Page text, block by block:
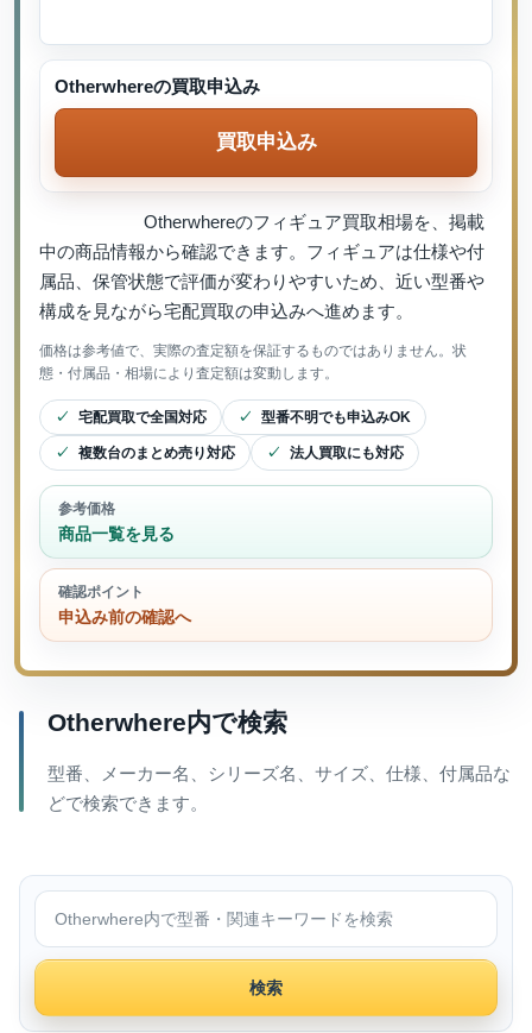
Otherwhereのフィギュア買取相場を、掲載
中の商品情報から確認できます。フィギュアは仕様や付
属品、保管状態で評価が変わりやすいため、近い型番や
構成を見ながら宅配買取の申込みへ進めます。
価格は参考値で、実際の査定額を保証するものではありません。状
態・付属品・相場により査定額は変動します。
宅配買取で全国対応 型番不明でも申込みOK
複数台のまとめ売り対応 法人買取にも対応
参考価格
商品一覧を見る
確認ポイント
申込み前の確認へ
Otherwhereの買取申込み
買取申込み
Otherwhere内で検索
型番、メーカー名、シリーズ名、サイズ、仕様、付属品な
どで検索できます。
Otherwhere内で検索
検索